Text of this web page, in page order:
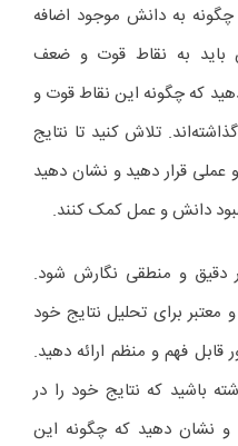
چگونه به دانش موجود اضافه
باید به نقاط قوت و ضعف
که چگونه این نقاط قوت و
تلاش کنید تا نتایج
قرار دهید و نشان دهید
دانش و عمل کمک کنند.
و منطقی نگارش شود.
معتبر برای تحلیل نتایج خود
قابل فهم و منظم ارائه دهید.
باشید که نتایج خود را در
نشان دهید که چگونه این